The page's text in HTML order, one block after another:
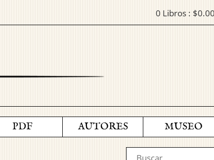
0 Libros : $0.00
PDF AUTORES MUSEO